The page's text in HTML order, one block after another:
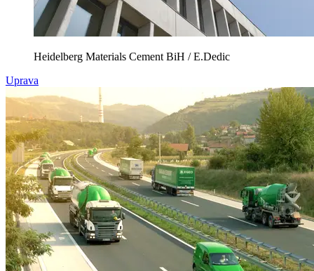
Heidelberg Materials Cement BiH / E.Dedic
Uprava